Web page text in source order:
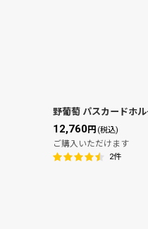
野葡萄 パスカードホル
12,760円 (税込)
ご購入いただけます
2件